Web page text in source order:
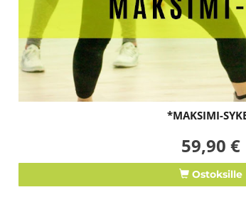
*MAKSIMI-
59,90 €
Ostoksille